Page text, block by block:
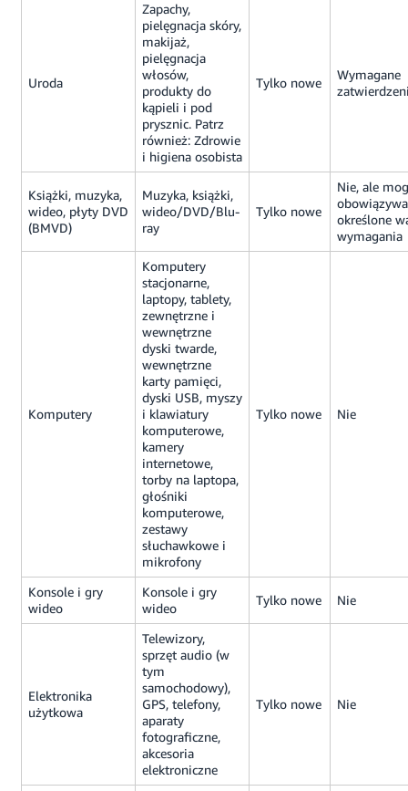
Uroda
Zapachy,
pielęgnacja skóry,
makijaż,
pielęgnacja
włosów,
produkty do
kąpieli i pod
prysznic. Patrz
również: Zdrowie
i higiena osobista
Tylko nowe
Wymagane
Książki, muzyka,
wideo, płyty DVD
(BMVD)
Muzyka, książki,
wideo/DVD/Blu-
ray
Tylko nowe
Nie, ale
określone
wymagania
Komputery
Komputery
stacjonarne,
laptopy, tablety,
zewnętrzne i
wewnętrzne
dyski twarde,
wewnętrzne
karty pamięci,
dyski USB, myszy
i klawiatury
komputerowe,
kamery
internetowe,
torby na laptopa,
głośniki
komputerowe,
zestawy
słuchawkowe i
mikrofony
Tylko nowe Nie
Konsole i gry
wideo
Konsole i gry
wideo
Tylko nowe Nie
Elektronika
użytkowa
Telewizory,
sprzęt audio (w
tym
samochodowy),
GPS, telefony,
aparaty
fotograficzne,
akcesoria
elektroniczne
Tylko nowe Nie